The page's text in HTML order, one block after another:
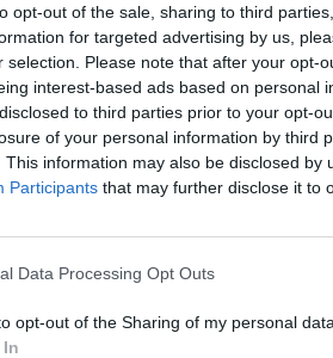
opt-out of the sale, sharing to third
for targeted advertising by us,
selection. Please note that after your opt-
interest-based ads based on personal
to third parties prior to your opt-
of your personal information by third
This information may also be disclosed by
Participants that may further disclose it to
Data Processing Opt Outs
opt-out of the Sharing of my personal data.
Gadgets 11/06/2026
Huawei Watch Fit 5 Pro Review:
καρδιά αλλά όχι τα λεφτά
Dimitrios Amprazis